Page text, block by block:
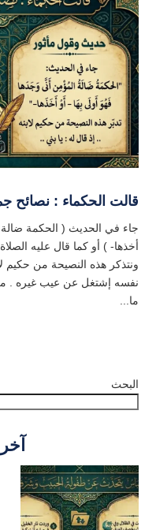
قالت الحكماء : نصائح
جاء في الحديث ( الحكمة ضالة
أخذها- ) أو كما قال عليه
ونتذكر هذه النصيحة من حكيم
نفسه إشتغل عن عيب غيره .
ما...
البحث